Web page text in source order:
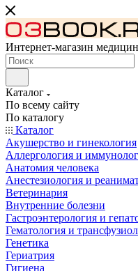
Интернет-магазин
Каталог
По всему сайту
По каталогу
Каталог
Акушерство и гинекология
Аллергология и
Анатомия человека
Анестезиология и
Ветеринария
Внутренние болезни
Гастроэнтерология и
Гематология и
Генетика
Гериатрия
Гигиена